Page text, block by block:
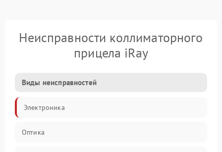
Неисправности коллиматорного
прицела iRay
Виды неисправностей
Электроника
Оптика